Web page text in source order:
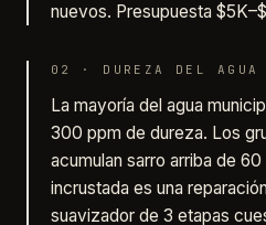
nuevos. Presupuesta
02 · DUREZA DEL
La mayoría del agua
300 ppm de dureza. Los
acumulan sarro arriba de
incrustada es una
suavizador de 3 etapas